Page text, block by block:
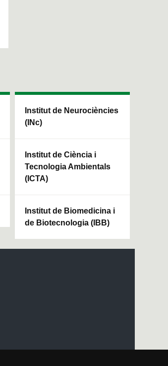
Institut de Neurociències
(INc)
Institut de Ciència i
Tecnologia Ambientals
(ICTA)
Institut de Biomedicina i
de Biotecnologia (IBB)